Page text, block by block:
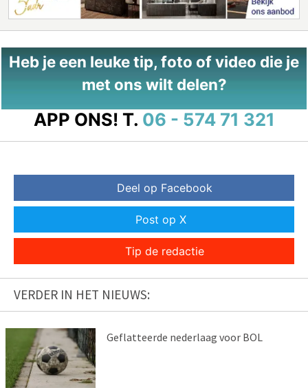
Heb je een leuke tip, foto of video die je
met ons wilt delen?
APP ONS! T. 06 - 574 71 321
Deel op Facebook
Post op X
Tip de redactie
VERDER IN HET NIEUWS:
Geflatteerde nederlaag voor BOL